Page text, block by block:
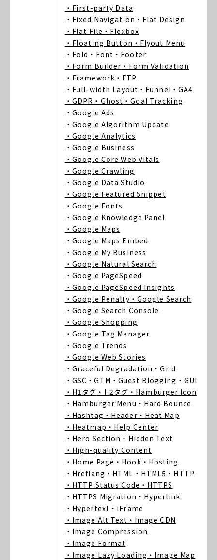
・First-party Data
・Fixed Navigation ・Flat Design
・Flat File ・Flexbox
・Floating Button ・Flyout Menu
・Fold ・Font ・Footer
・Form Builder ・Form Validation
・Framework ・FTP
・Full-width Layout ・Funnel ・GA4
・GDPR ・Ghost ・Goal Tracking
・Google Ads
・Google Algorithm Update
・Google Analytics
・Google Business
・Google Core Web Vitals
・Google Crawling
・Google Data Studio
・Google Featured Snippet
・Google Fonts
・Google Knowledge Panel
・Google Maps
・Google Maps Embed
・Google My Business
・Google Natural Search
・Google PageSpeed
・Google PageSpeed Insights
・Google Penalty ・Google Search
・Google Search Console
・Google Shopping
・Google Tag Manager
・Google Trends
・Google Web Stories
・Graceful Degradation ・Grid
・GSC ・GTM ・Guest Blogging ・GUI
・H1タグ ・H2タグ ・Hamburger Icon
・Hamburger Menu ・Hard Bounce
・Hashtag ・Header ・Heat Map
・Heatmap ・Help Center
・Hero Section ・Hidden Text
・High-quality Content
・Home Page ・Hook ・Hosting
・Hreflang ・HTML ・HTML5 ・HTTP
・HTTP Status Code ・HTTPS
・HTTPS Migration ・Hyperlink
・Hypertext ・iFrame
・Image Alt Text ・Image CDN
・Image Compression
・Image Format
・Image Lazy Loading ・Image Map